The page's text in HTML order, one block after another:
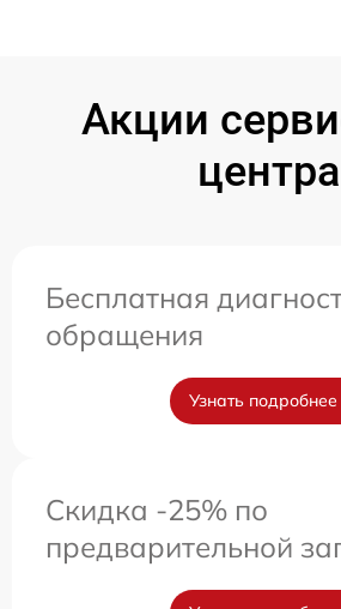
Акции
центра
Бесплатная
обращения
Узнать подробнее
Скидка -25% по
предварительной